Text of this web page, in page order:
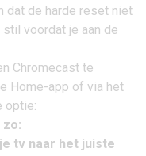
dat de harde reset niet
voordat je aan de
Chromecast te
Home-app of via het
optie:
tv naar het juiste